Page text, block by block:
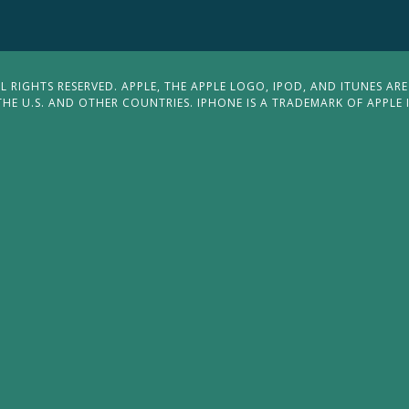
RESERVED. APPLE, THE APPLE LOGO, IPOD, AND ITUNES
U.S. AND OTHER COUNTRIES. IPHONE IS A TRADEMARK OF APPLE